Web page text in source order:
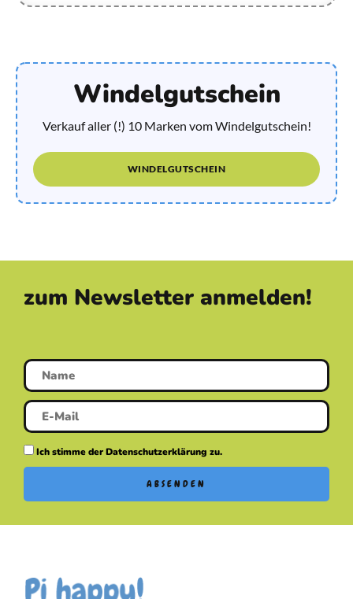
Windelgutschein
Verkauf aller (!) 10 Marken vom Windelgutschein!
WINDELGUTSCHEIN
zum Newsletter anmelden!
Ich stimme der Datenschutzerklärung zu.
ABSENDEN